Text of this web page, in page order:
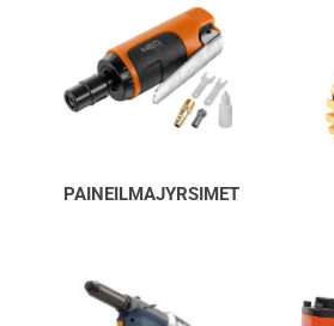
PAINEILMAJYRSIMET